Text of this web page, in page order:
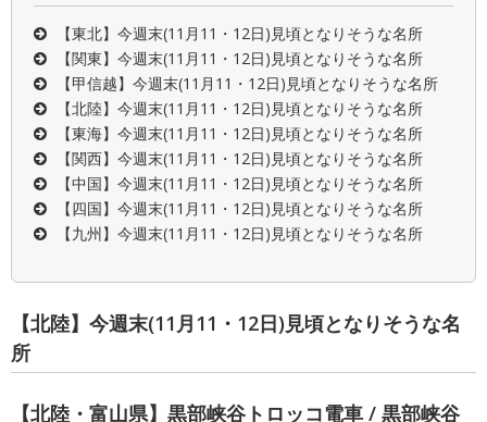
【東北】今週末(11月11・12日)見頃となりそうな名所
【関東】今週末(11月11・12日)見頃となりそうな名所
【甲信越】今週末(11月11・12日)見頃となりそうな名所
【北陸】今週末(11月11・12日)見頃となりそうな名所
【東海】今週末(11月11・12日)見頃となりそうな名所
【関西】今週末(11月11・12日)見頃となりそうな名所
【中国】今週末(11月11・12日)見頃となりそうな名所
【四国】今週末(11月11・12日)見頃となりそうな名所
【九州】今週末(11月11・12日)見頃となりそうな名所
【北陸】今週末(11月11・12日)見頃となりそうな名
所
【北陸・富山県】黒部峡谷トロッコ電車 / 黒部峡谷